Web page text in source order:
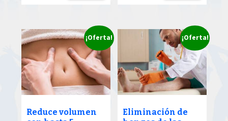
39.00€.
39.00€.
¡Oferta!
Reduce volumen
¡Oferta!
Eliminación de